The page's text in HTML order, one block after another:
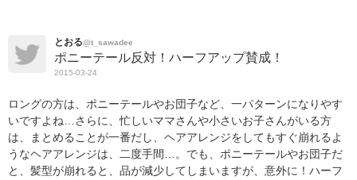
とおる@t_sawadee
ポニーテール反対！ハーフアップ賛成！
2015-03-24
ロングの方は、ポニーテールやお団子など、一パターンになりやす
いですよね…さらに、忙しいママさんや小さいお子さんがいる方
は、まとめることが一番だし、ヘアアレンジをしてもすぐ崩れるよ
うなヘアアレンジは、二度手間…。でも、ポニーテールやお団子だ
と、髪型が崩れると、品が減少してしまいますが、意外に！ハーフ